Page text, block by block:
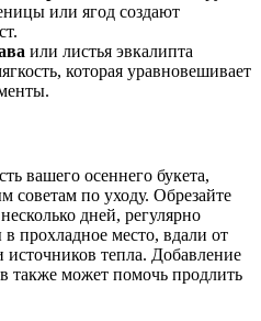
или ягод создают
или листья эвкалипта
которая уравновешивает
вашего осеннего букета,
советам по уходу. Обрезайте
дней, регулярно
прохладное место, вдали от
тепла. Добавление
также может помочь продлить